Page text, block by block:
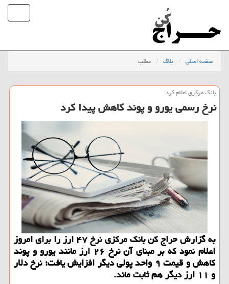
صفحه اصلی بلاگ مطلب
بانك مركزی اعلام كرد
نرخ رسمی یورو و پوند كاهش پیدا كرد
به گزارش حراج كن بانك مركزی نرخ ۴۷ ارز را برای امروز
اعلام نمود كه بر مبنای آن نرخ ۲۶ ارز مانند یورو و پوند
كاهش و قیمت ۹ واحد پولی دیگر افزایش یافت؛ نرخ دلار
و ۱۱ ارز دیگر هم ثابت ماند.